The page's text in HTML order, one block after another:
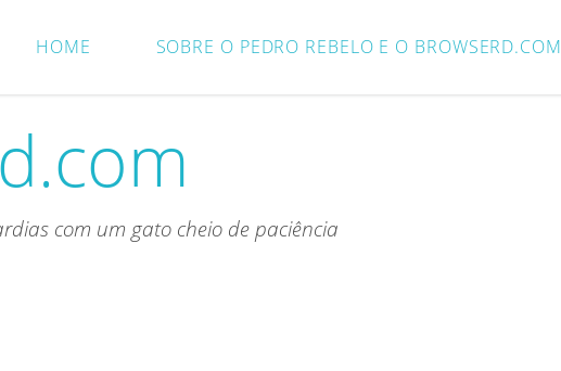
HOME SOBRE O PEDRO REBELO E O BROWSERD.COM
com um gato cheio de paciência